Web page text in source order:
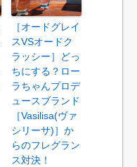
［オードグレイ
スVSオードク
ラッシー］どっ
ちにする？ロー
ラちゃんプロデ
ュースブランド
［Vasilisa(ヴァ
シリーサ)］か
らのフレグラン
ス対決！